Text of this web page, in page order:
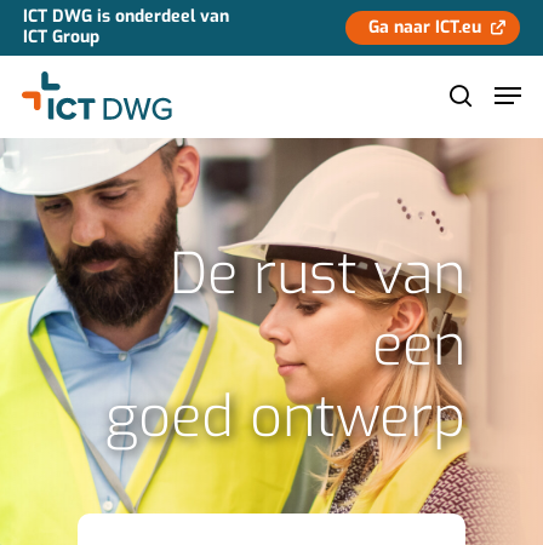
ICT DWG is onderdeel van
ICT Group
Ga naar ICT.eu
Hit enter to search or ESC to close
De rust van
een
goed ontwerp